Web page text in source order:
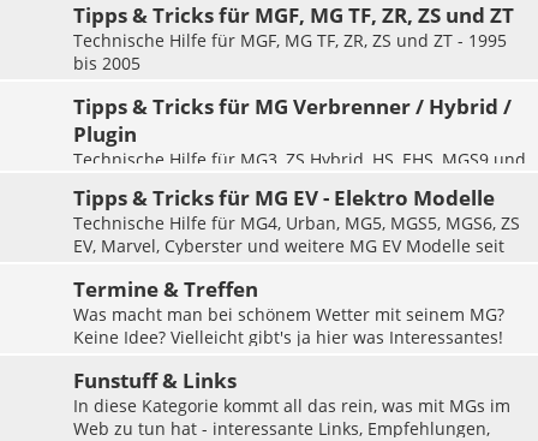
Tipps & Tricks für MGF, MG TF, ZR, ZS und ZT
Technische Hilfe für MGF, MG TF, ZR, ZS und ZT - 1995
bis 2005
Tipps & Tricks für MG Verbrenner / Hybrid /
Plugin
Technische Hilfe für MG3, ZS Hybrid, HS, EHS, MGS9 und
Themen: 147
Tipps & Tricks für MG EV - Elektro Modelle
Technische Hilfe für MG4, Urban, MG5, MGS5, MGS6, ZS
EV, Marvel, Cyberster und weitere MG EV Modelle seit
Themen:36
Termine & Treffen
Was macht man bei schönem Wetter mit seinem MG?
Keine Idee? Vielleicht gibt's ja hier was Interessantes!
Funstuff & Links
In diese Kategorie kommt all das rein, was mit MGs im
Web zu tun hat - interessante Links, Empfehlungen,